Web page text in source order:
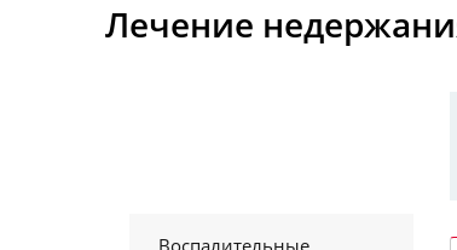
Лечение
Воспалительные